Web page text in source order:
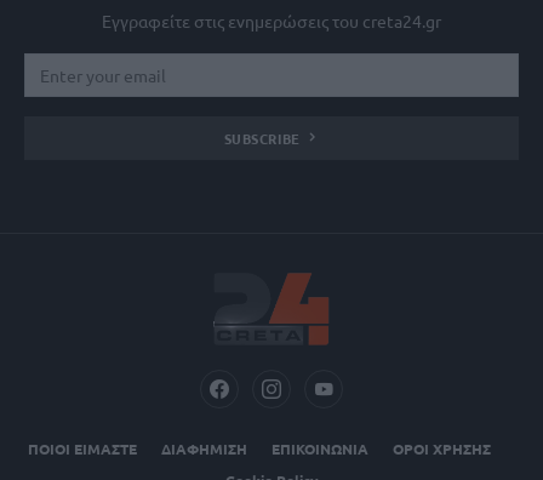
Εγγραφείτε στις ενημερώσεις του creta24.gr
SUBSCRIBE
ΠΟΙΟΙ ΕΙΜΑΣΤΕ ΔΙΑΦΗΜΙΣΗ ΕΠΙΚΟΙΝΩΝΙΑ
ΟΡΟΙ ΧΡΗΣΗΣ